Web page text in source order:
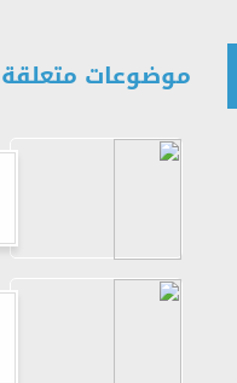
موضوعات متعلقة